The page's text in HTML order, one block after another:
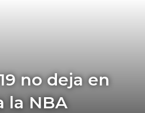
no deja en
la NBA